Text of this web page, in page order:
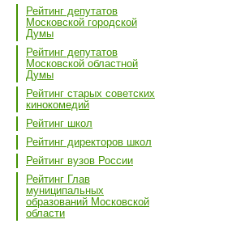
Рейтинг депутатов
Московской городской
Думы
Рейтинг депутатов
Московской областной
Думы
Рейтинг старых советских
кинокомедий
Рейтинг школ
Рейтинг директоров школ
Рейтинг вузов России
Рейтинг Глав
муниципальных
образований Московской
области